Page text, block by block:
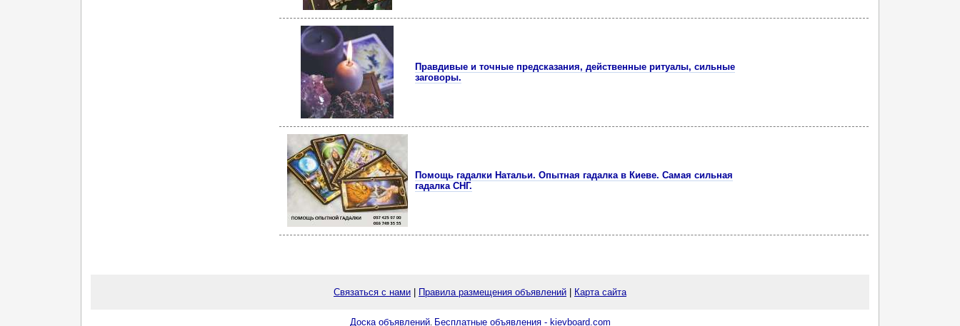
Правдивые и точные предсказания, действенные ритуалы, сильные
заговоры.
Помощь гадалки Натальи. Опытная гадалка в Киеве. Самая сильная
гадалка СНГ.
Связаться с нами Правила размещения объявлений Карта сайта
Доска объявлений. Бесплатные объявления - kievboard.com